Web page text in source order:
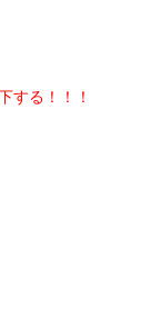
する！！！